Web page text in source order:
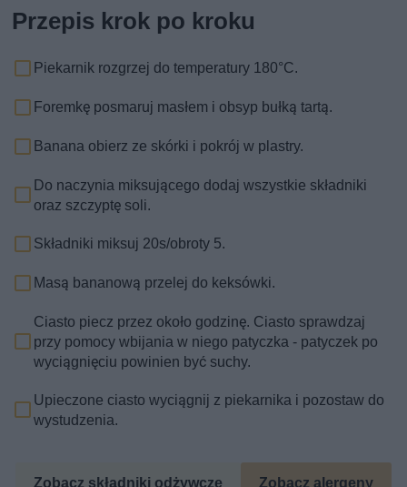
Przepis krok po kroku
Piekarnik rozgrzej do temperatury 180°C.
Foremkę posmaruj masłem i obsyp bułką tartą.
Banana obierz ze skórki i pokrój w plastry.
Do naczynia miksującego dodaj wszystkie składniki
oraz szczyptę soli.
Składniki miksuj 20s/obroty 5.
Masą bananową przelej do keksówki.
Ciasto piecz przez około godzinę. Ciasto sprawdzaj
przy pomocy wbijania w niego patyczka - patyczek po
wyciągnięciu powinien być suchy.
Upieczone ciasto wyciągnij z piekarnika i pozostaw do
wystudzenia.
Zobacz składniki odżywcze Zobacz alergeny